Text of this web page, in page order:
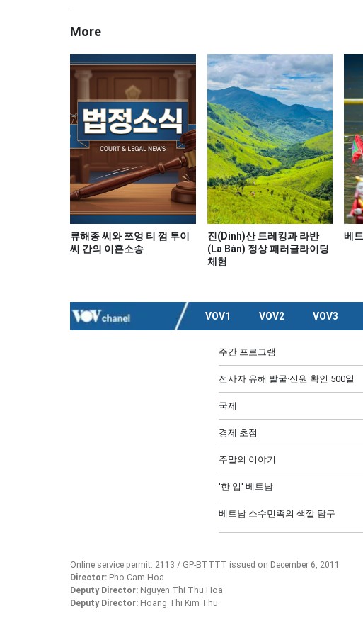
More
류해종 씨와 쯔엉 티 껌 투이
씨 간의 이혼소송
진(Dinh)산 트레킹과 라반
(La Bàn) 정상 패러글라이딩
체험
베
VOV1 VOV2 VOV3
주간 프로그램
전사자 유해 발굴·신원 확인 500일
국제
경제 초점
주말의 이야기
'한 입' 베트남
베트남 소수민족의 색깔 탐구
Online service permit: 2113 / GP-BTTTT issued on December 6, 2011
Director: Pho Cam Hoa
Deputy Director: Nguyen Thi Thu Hoa
Deputy Director: Hoang Thi Kim Thu